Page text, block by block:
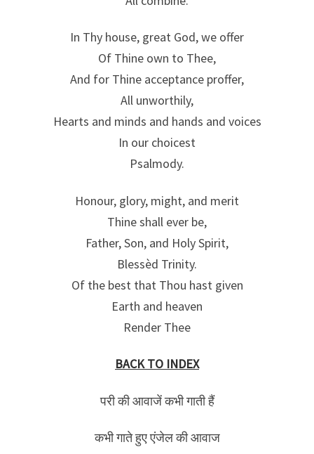
In Thy house, great God, we offer
Of Thine own to Thee,
And for Thine acceptance proffer,
All unworthily,
Hearts and minds and hands and voices
In our choicest
Psalmody.
Honour, glory, might, and merit
Thine shall ever be,
Father, Son, and Holy Spirit,
Blessèd Trinity.
Of the best that Thou hast given
Earth and heaven
Render Thee
BACK TO INDEX
परी की आवाजें कभी गाती हैं
कभी गाते हुए एंजेल की आवाज